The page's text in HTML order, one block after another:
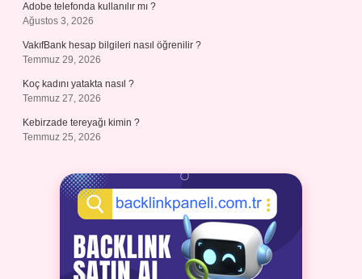
Adobe telefonda kullanılır mı ?
Ağustos 3, 2026
VakıfBank hesap bilgileri nasıl öğrenilir ?
Temmuz 29, 2026
Koç kadını yatakta nasıl ?
Temmuz 27, 2026
Kebirzade tereyağı kimin ?
Temmuz 25, 2026